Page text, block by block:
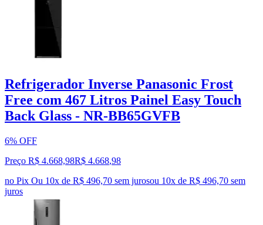
Refrigerador Inverse Panasonic Frost
Free com 467 Litros Painel Easy Touch
Back Glass - NR-BB65GVFB
6% OFF
Preço R$ 4.668,98R$ 4.668,98
no Pix Ou 10x de R$ 496,70 sem jurosou 10x de R$ 496,70 sem
juros